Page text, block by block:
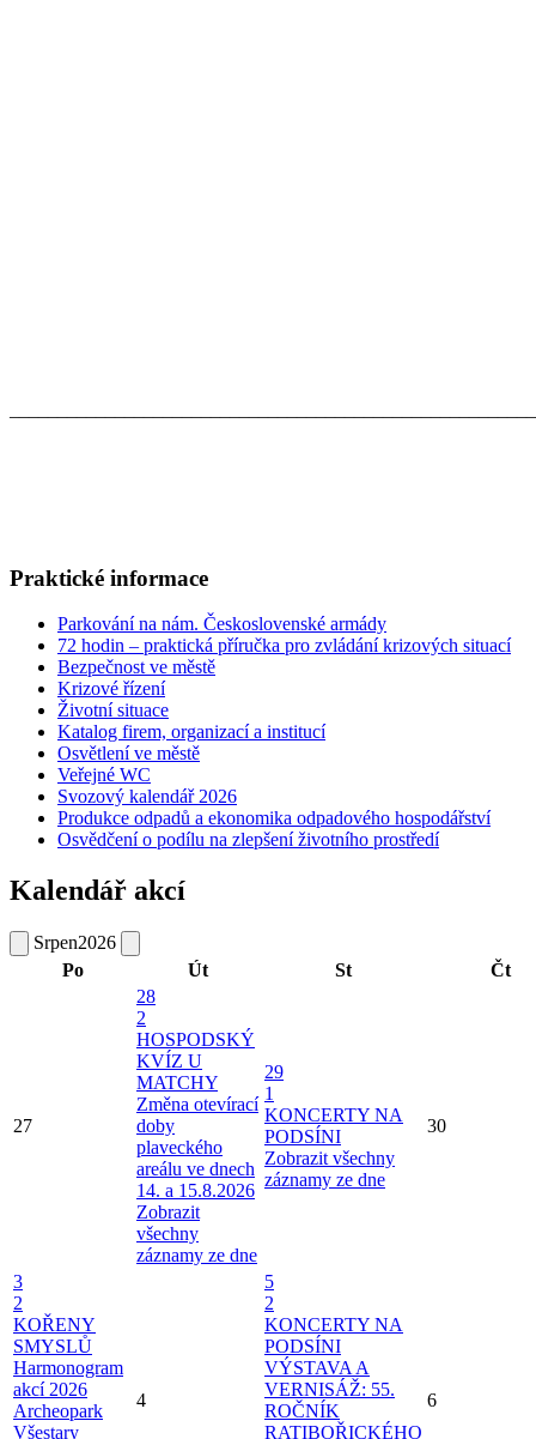
Praktické informace
Parkování na nám. Československé armády
72 hodin – praktická příručka pro zvládání krizových situací
Bezpečnost ve městě
Krizové řízení
Životní situace
Katalog firem, organizací a institucí
Osvětlení ve městě
Veřejné WC
Svozový kalendář 2026
Produkce odpadů a ekonomika odpadového hospodářství
Osvědčení o podílu na zlepšení životního prostředí
Kalendář akcí
Srpen2026
Po
Út St Čt
27
28
2
HOSPODSKÝ
KVÍZ U
MATCHY
Změna otevírací
doby
plaveckého
areálu ve dnech
14. a 15.8.2026
Zobrazit
všechny
záznamy ze dne
29
1
KONCERTY NA
PODSÍNI
Zobrazit všechny
záznamy ze dne
30
3
2
KOŘENY
SMYSLŮ
Harmonogram
akcí 2026
Archeopark
Všestary
4
5
2
KONCERTY NA
PODSÍNI
VÝSTAVA A
VERNISÁŽ: 55.
ROČNÍK
RATIBOŘICKÉHO
6